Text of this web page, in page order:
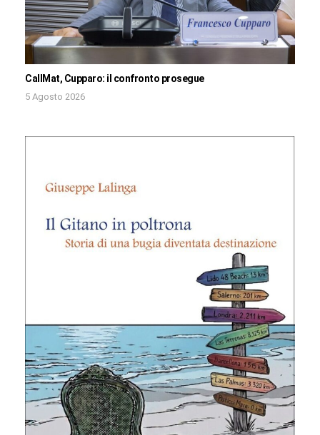
CallMat, Cupparo: il confronto prosegue
5 Agosto 2026